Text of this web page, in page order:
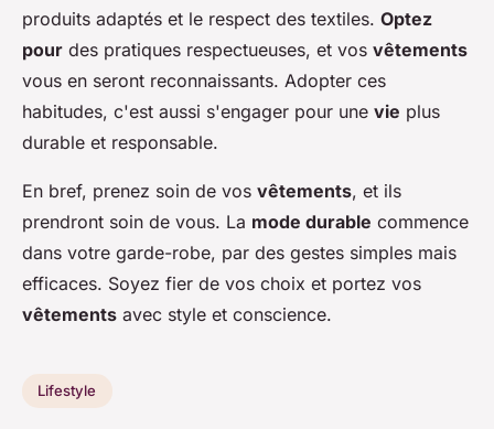
produits adaptés et le respect des textiles. Optez
pour des pratiques respectueuses, et vos vêtements
vous en seront reconnaissants. Adopter ces
habitudes, c'est aussi s'engager pour une vie plus
durable et responsable.
En bref, prenez soin de vos vêtements, et ils
prendront soin de vous. La mode durable commence
dans votre garde-robe, par des gestes simples mais
efficaces. Soyez fier de vos choix et portez vos
vêtements avec style et conscience.
Lifestyle